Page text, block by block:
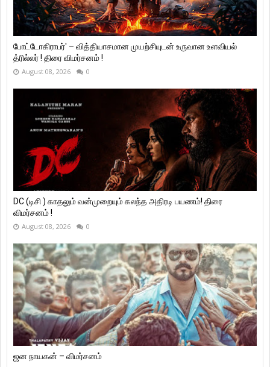
போட்டோகிராபர்' – வித்தியாசமான முயற்சியுடன் உருவான உளவியல்
த்ரில்லர் ! திரை விமர்சனம் !
August 08, 2026 0
DC (டிசி ) காதலும் வன்முறையும் கலந்த அதிரடி பயணம்! திரை
விமர்சனம் !
August 08, 2026 0
ஜன நாயகன் – விமர்சனம்